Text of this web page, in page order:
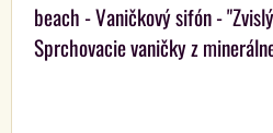
beach - Vaničkový sifón -
Sprchovacie vaničky z